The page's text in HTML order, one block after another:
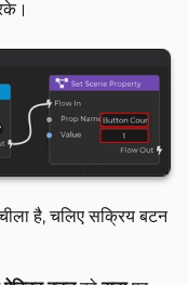
है, चलिए सक्रिय बटन